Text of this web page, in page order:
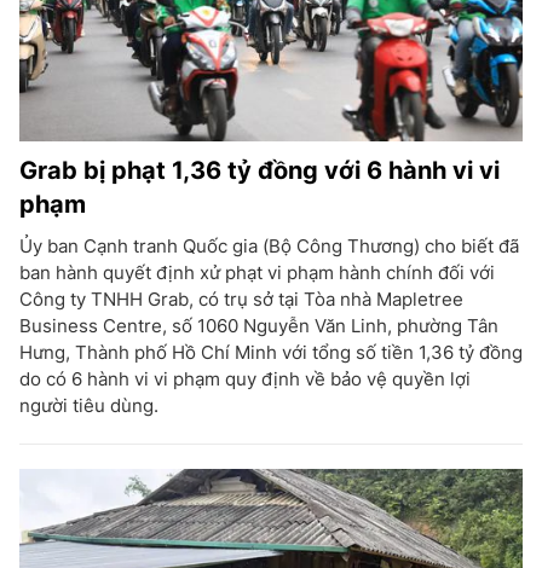
Grab bị phạt 1,36 tỷ đồng với 6 hành vi vi
phạm
Ủy ban Cạnh tranh Quốc gia (Bộ Công Thương) cho biết đã
ban hành quyết định xử phạt vi phạm hành chính đối với
Công ty TNHH Grab, có trụ sở tại Tòa nhà Mapletree
Business Centre, số 1060 Nguyễn Văn Linh, phường Tân
Hưng, Thành phố Hồ Chí Minh với tổng số tiền 1,36 tỷ đồng
do có 6 hành vi vi phạm quy định về bảo vệ quyền lợi
người tiêu dùng.